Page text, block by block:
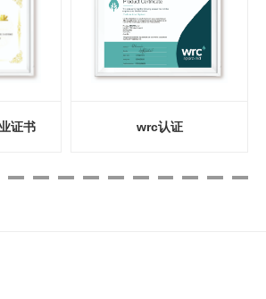
证书 wrc认证
专利 弹性灯腿结构专利